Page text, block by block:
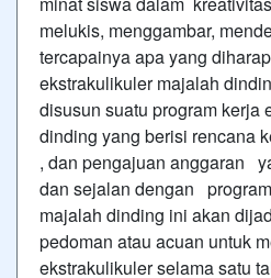
melukis, menggambar,
tercapainya apa yang
ekstrakulikuler majalah
disusun suatu program kerja
dinding yang berisi rencana
, dan pengajuan anggaran
dan sejalan dengan
majalah dinding ini akan
pedoman atau acuan untuk
ekstrakulikuler selama satu